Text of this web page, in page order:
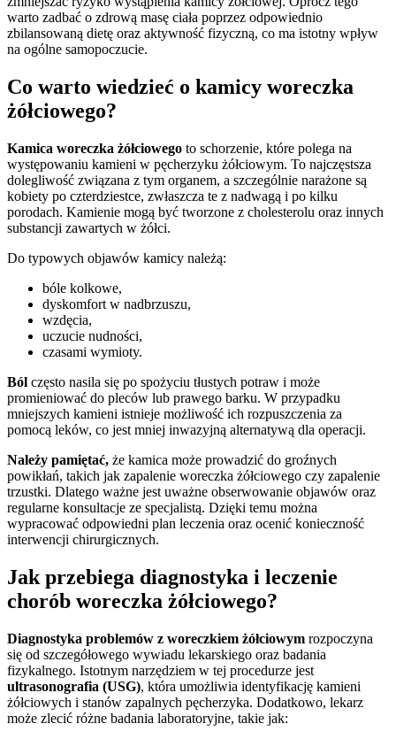
warto zadbać o zdrową masę ciała poprzez odpowiednio
zbilansowaną dietę oraz aktywność fizyczną, co ma istotny wpływ
na ogólne samopoczucie.
Co warto wiedzieć o kamicy woreczka
żółciowego?
Kamica woreczka żółciowego to schorzenie, które polega na
występowaniu kamieni w pęcherzyku żółciowym. To najczęstsza
dolegliwość związana z tym organem, a szczególnie narażone są
kobiety po czterdziestce, zwłaszcza te z nadwagą i po kilku
porodach. Kamienie mogą być tworzone z cholesterolu oraz innych
substancji zawartych w żółci.
Do typowych objawów kamicy należą:
bóle kolkowe,
dyskomfort w nadbrzuszu,
wzdęcia,
uczucie nudności,
czasami wymioty.
Ból często nasila się po spożyciu tłustych potraw i może
promieniować do pleców lub prawego barku. W przypadku
mniejszych kamieni istnieje możliwość ich rozpuszczenia za
pomocą leków, co jest mniej inwazyjną alternatywą dla operacji.
Należy pamiętać, że kamica może prowadzić do groźnych
powikłań, takich jak zapalenie woreczka żółciowego czy zapalenie
trzustki. Dlatego ważne jest uważne obserwowanie objawów oraz
regularne konsultacje ze specjalistą. Dzięki temu można
wypracować odpowiedni plan leczenia oraz ocenić konieczność
interwencji chirurgicznych.
Jak przebiega diagnostyka i leczenie
chorób woreczka żółciowego?
Diagnostyka problemów z woreczkiem żółciowym rozpoczyna
się od szczegółowego wywiadu lekarskiego oraz badania
fizykalnego. Istotnym narzędziem w tej procedurze jest
ultrasonografia (USG), która umożliwia identyfikację kamieni
żółciowych i stanów zapalnych pęcherzyka. Dodatkowo, lekarz
może zlecić różne badania laboratoryjne, takie jak: